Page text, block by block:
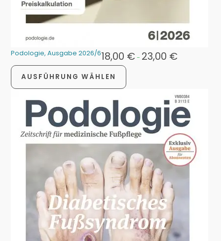
Podologie, Ausgabe 2026/618,00 €- 23,00 €
AUSFÜHRUNG WÄHLEN